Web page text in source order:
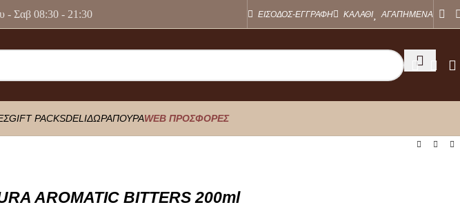
- Σαβ 08:30 - 21:30 ΕΙΣΟΔΟΣ-ΕΓΓΡΑΦΗ ΚΑΛΑΘΙ ΑΓΑΠΗΜΕΝΑ
GIFT PACKSDELIΔΩΡΑΠΟΥΡΑWEB ΠΡΟΣΦΟΡΕΣ
AROMATIC BITTERS 200ml